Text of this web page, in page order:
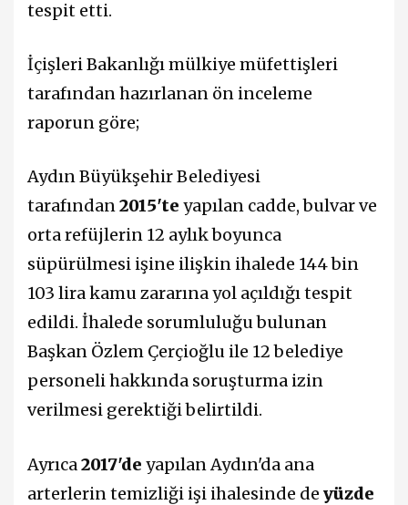
tespit etti.
İçişleri Bakanlığı mülkiye müfettişleri
tarafından hazırlanan ön inceleme
raporun göre;
Aydın Büyükşehir Belediyesi
tarafından2015'te yapılan cadde, bulvar ve
orta refüjlerin 12 aylık boyunca
süpürülmesi işine ilişkin ihalede 144 bin
103 lira kamu zararına yol açıldığı tespit
edildi. İhalede sorumluluğu bulunan
Başkan Özlem Çerçioğlu ile 12 belediye
personeli hakkında soruşturma izin
verilmesi gerektiği belirtildi.
Ayrıca 2017'de yapılan Aydın'da ana
arterlerin temizliği işi ihalesinde de yüzde